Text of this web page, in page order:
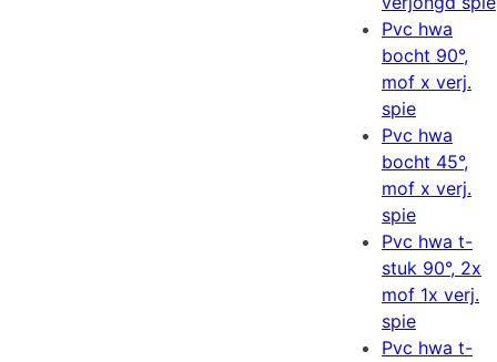
Pvc hwa
bocht 90°,
mof x verj.
spie
Pvc hwa
bocht 45°,
mof x verj.
spie
Pvc hwa t-
stuk 90°, 2x
mof 1x verj.
spie
Pvc hwa t-